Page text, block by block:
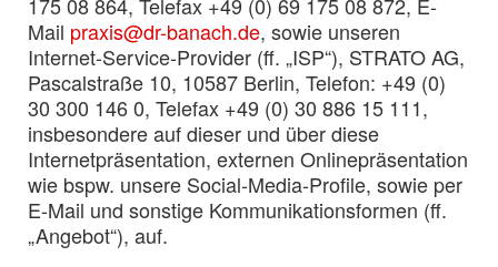
Mail praxis@dr-banach.de, sowie unseren
Internet-Service-Provider (ff. „ISP“), STRATO AG,
Pascalstraße 10, 10587 Berlin, Telefon: +49 (0)
30 300 146 0, Telefax +49 (0) 30 886 15 111,
insbesondere auf dieser und über diese
Internetpräsentation, externen Onlinepräsentation
wie bspw. unsere Social-Media-Profile, sowie per
E-Mail und sonstige Kommunikationsformen (ff.
„Angebot“), auf.